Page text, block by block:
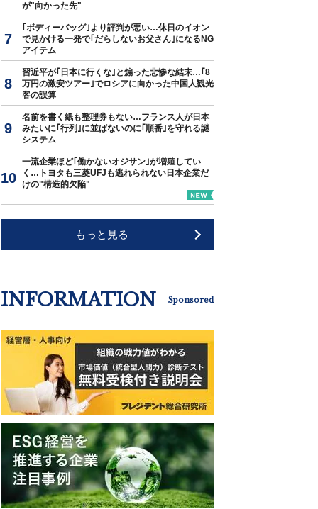
が"向かった先"
｢ボディーバッグ｣より評判が悪い…休日のイオン
で見かける一発で｢だらしないお父さん｣になるNG
アイテム
習近平が｢日本に行くな｣と煽った悲惨な結末…｢8
万円の激安ツアー｣でロシアに向かった中国人観光
客の誤算
名前を書く紙も整理券もない…フランス人が日本
みたいに｢行列｣に並ばないのに｢順番｣を守れる謎
システム
一流企業ほど｢働かないオジサン｣が増殖してい
く…トヨタも三菱UFJも逃れられない日本企業だ
けの"構造的欠陥"
もっと見る
INFORMATION Sponsored